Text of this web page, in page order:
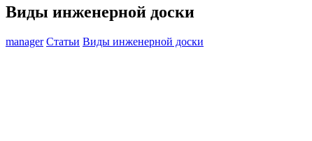
Виды инженерной доски
manager Статьи Виды инженерной доски